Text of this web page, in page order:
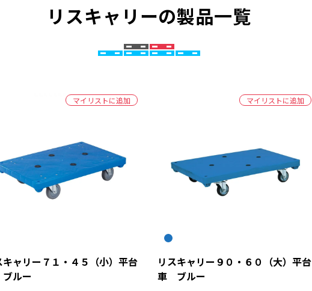
リスキャリーの製品一覧
マイリストに追加
キャリー７１・４５（小）平台
ルー
マイリストに追加
リスキャリー９０・６０（大）平台
車 ブルー